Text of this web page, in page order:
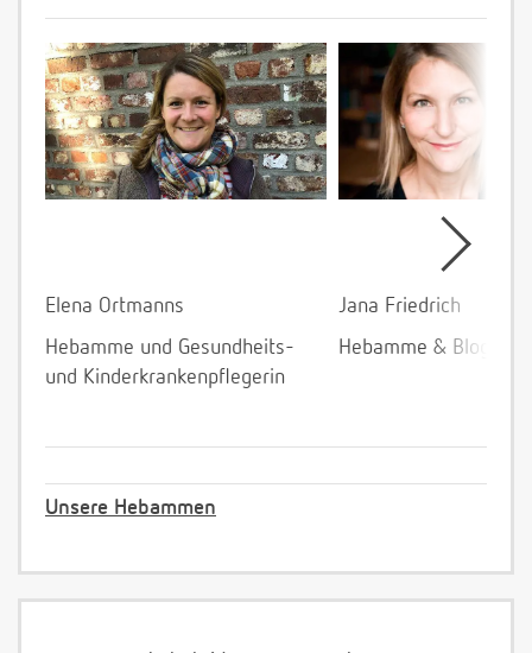
Elena Ortmanns
Hebamme und Gesundheits-
und Kinderkrankenpflegerin
Jana Friedrich
Hebamme &
Unsere Hebammen